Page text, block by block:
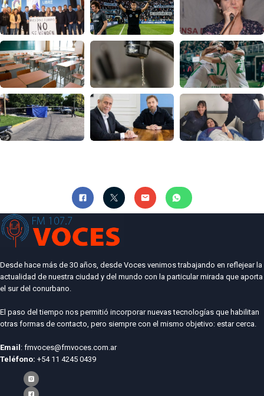
Desde hace más de 30 años, desde Voces venimos trabajando en reflejear la
actualidad de nuestra ciudad y del mundo con la particular mirada que aporta
el sur del conurbano.
El paso del tiempo nos permitió incorporar nuevas tecnologías que habilitan
otras formas de contacto, pero siempre con el mismo objetivo: estar cerca.
Email : fmvoces@fmvoces.com.ar
Teléfono: +54 11 4245 0439